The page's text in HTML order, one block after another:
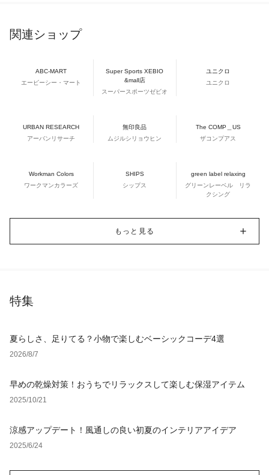
関連ショップ
ABC-MART
エービーシー・マート
Super Sports XEBIO
&mall店
スーパースポーツゼビオ
ユニクロ
ユニクロ
URBAN RESEARCH
アーバンリサーチ
無印良品
ムジルシリョウヒン
The COMP＿US
ザコンプアス
Workman Colors
ワークマンカラーズ
SHIPS
シップス
green label relaxing
グリーンレーベル リラ
クシング
もっと見る
特集
夏らしさ、足りてる？小物で楽しむベーシックコーデ4選
2026/8/7
早めの乾燥対策！おうちでリラックスして楽しむ保湿アイテム
2025/10/21
涼感アップデート！風通しの良い初夏のインテリアアイデア
2025/6/24